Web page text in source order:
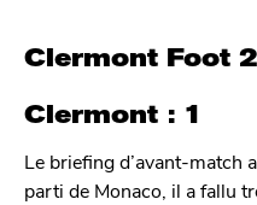
Clermont Foot
Clermont : 1
Le briefing d’avant-match
parti de Monaco, il a fallu